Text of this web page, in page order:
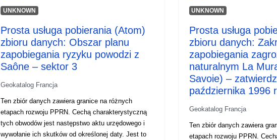
UNKNOWN
Prosta usługa pobierania (Atom)
zbioru danych: Obszar planu
zapobiegania ryzyku powodzi z
Saône – sektor 3
Geokatalog Francja
Ten zbiór danych zawiera granice na różnych
etapach rozwoju PPRN. Cechą charakterystyczną
tych obwodów jest następstwo aktu urzędowego i
wywołanie ich skutków od określonej daty. Jest to
UNKNOWN
Prosta usługa
zbioru danych:
zapobiegania
naturalnym La
Savoie) –
października 1996
Geokatalog Francja
Ten zbiór danych zawiera
etapach rozwoju PPRN.